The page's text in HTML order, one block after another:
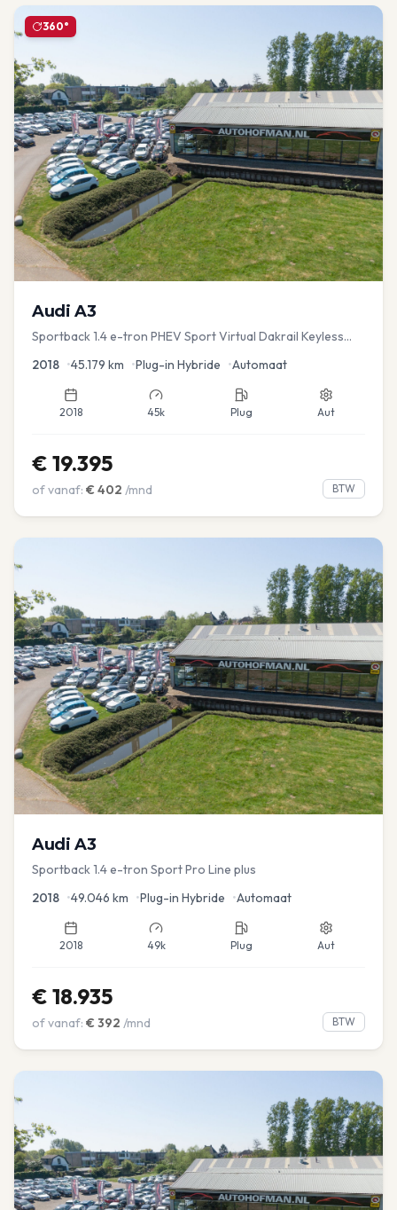
360°
Audi A3
Sportback 1.4 e-tron PHEV Sport Virtual Dakrail Keyless
2018 •45.179 km •Plug-in Hybride •Automaat
2018 45k Plug Aut
€ 19.395
of vanaf: € 402 /mnd BTW
Audi A3
Sportback 1.4 e-tron Sport Pro Line plus
2018 •49.046 km •Plug-in Hybride •Automaat
2018 49k Plug Aut
€ 18.935
of vanaf: € 392 /mnd BTW